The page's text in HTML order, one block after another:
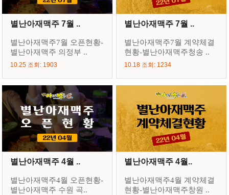
별난아재맥주 7월 ..
별난아재맥주7월 오픈현황-
별난아재맥주 의정부 ..
10.25 조회: 1903
별난아재맥주 7월 ..
별난아재맥주7월 계약체결
현황-별난아재맥주청송 ..
10.18 조회: 1234
별난아재맥주 4월 ..
별난아재맥주4월 오픈현황-
별난아재맥주 수원 곡..
별난아재맥주 4월..
별난아재맥주4월 계약체결
현황-별난아재맥주창원 ..